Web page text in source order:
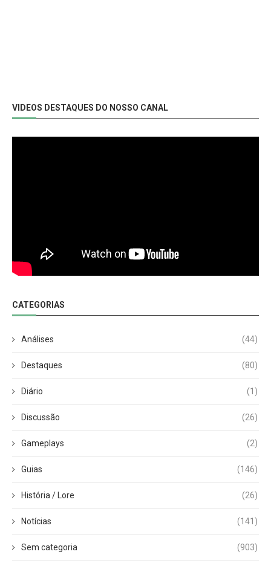
VIDEOS DESTAQUES DO NOSSO CANAL
CATEGORIAS
Análises (44)
Destaques (80)
Diário (1)
Discussão (26)
Gameplays (2)
Guias (146)
História / Lore (26)
Notícias (141)
Sem categoria (903)